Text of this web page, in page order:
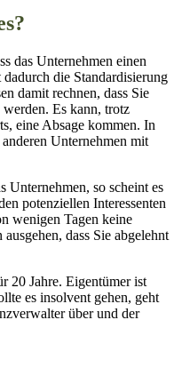
das Unternehmen einen
die Standardisierung
damit rechnen, dass Sie
werden. Es kann, trotz
eine Absage kommen. In
Unternehmen mit
Unternehmen, so scheint es
potenziellen Interessenten
wenigen Tagen keine
dass Sie abgelehnt
20 Jahre. Eigentümer ist
es insolvent gehen, geht
über und der